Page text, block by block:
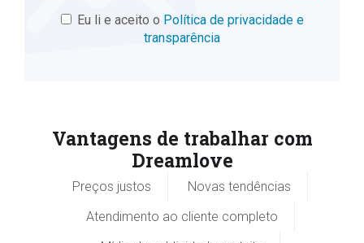
Eu li e aceito o Política de privacidade e
transparência
Vantagens de trabalhar com
Dreamlove
Preços justos
Novas tendências
Atendimento ao cliente completo